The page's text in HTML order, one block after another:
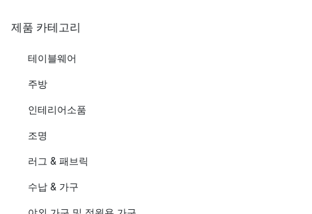
제품 카테고리
테이블웨어
주방
인테리어소품
조명
러그 & 패브릭
수납 & 가구